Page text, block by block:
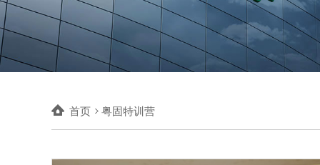
首页 粤固特训营